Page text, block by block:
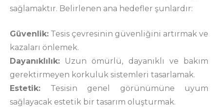
sağlamaktır. Belirlenen ana hedefler şunlardır:
Güvenlik: Tesis çevresinin güvenliğini artırmak ve
kazaları önlemek.
Dayanıklılık: Uzun ömürlü, dayanıklı ve bakım
gerektirmeyen korkuluk sistemleri tasarlamak.
Estetik: Tesisin genel görünümüne uyum
sağlayacak estetik bir tasarım oluşturmak.